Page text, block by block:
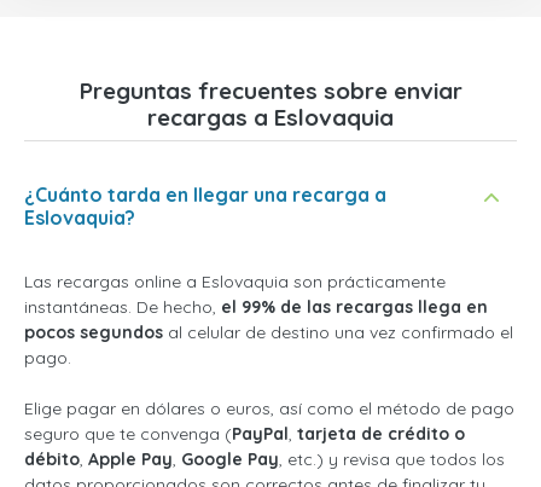
Preguntas frecuentes sobre enviar
recargas a Eslovaquia
¿Cuánto tarda en llegar una recarga a
Eslovaquia?
Las recargas online a Eslovaquia son prácticamente
instantáneas. De hecho, el 99% de las recargas llega en
pocos segundos al celular de destino una vez confirmado el
pago.
Elige pagar en dólares o euros, así como el método de pago
seguro que te convenga (PayPal, tarjeta de crédito o
débito, Apple Pay, Google Pay, etc.) y revisa que todos los